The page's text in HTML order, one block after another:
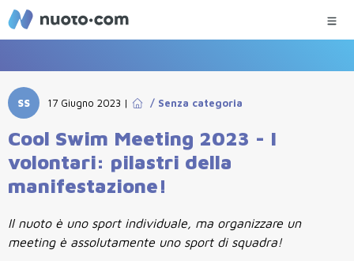
SS 17 Giugno 2023 | / Senza categoria
Cool Swim Meeting 2023 - I
volontari: pilastri della
manifestazione!
Il nuoto è uno sport individuale, ma organizzare un
meeting è assolutamente uno sport di squadra!